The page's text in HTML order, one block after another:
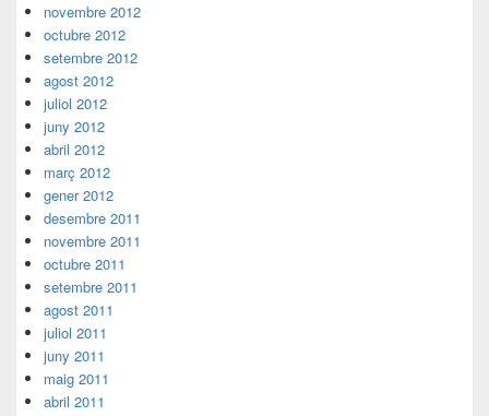
novembre 2012
octubre 2012
setembre 2012
agost 2012
juliol 2012
juny 2012
abril 2012
març 2012
gener 2012
desembre 2011
novembre 2011
octubre 2011
setembre 2011
agost 2011
juliol 2011
juny 2011
maig 2011
abril 2011